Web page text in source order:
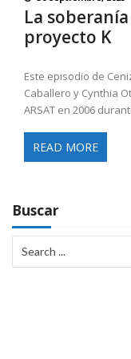
La
proyecto K
Este episodio de
Caballero y Cynthia
ARSAT en 2006
READ MORE
Buscar
for: